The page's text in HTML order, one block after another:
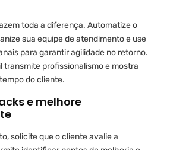
toda a diferença. Automatize o
sua equipe de atendimento e use
para garantir agilidade no retorno.
transmite profissionalismo e mostra
do cliente.
e melhore
solicite que o cliente avalie a